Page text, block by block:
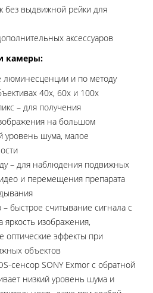
без выдвижной рейки для
аксессуаров
камеры:
люминесценции и по методу
40х, 60х и 100х
– для получения
на большом
уровень шума, малое
– для наблюдения подвижных
и перемещения препарата
быстрое считывание сигнала с
яркость изображения,
оптические эффекты при
объектов
сенсор SONY Exmor с обратной
низкий уровень шума и